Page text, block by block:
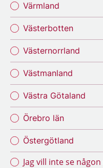
Värmland
Västerbotten
Västernorrland
Västmanland
Västra Götaland
Örebro län
Östergötland
Jag vill inte se